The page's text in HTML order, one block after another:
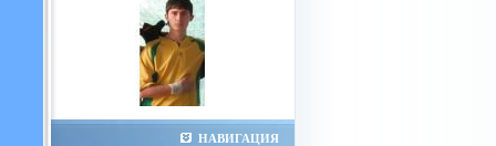
НАВИГАЦИЯ